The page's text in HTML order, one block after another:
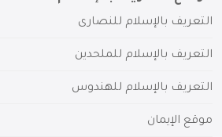
التعريف بالإسلام للنصارى
التعريف بالإسلام للملحدين
التعريف بالإسلام للهندوس
موقع الإيمان